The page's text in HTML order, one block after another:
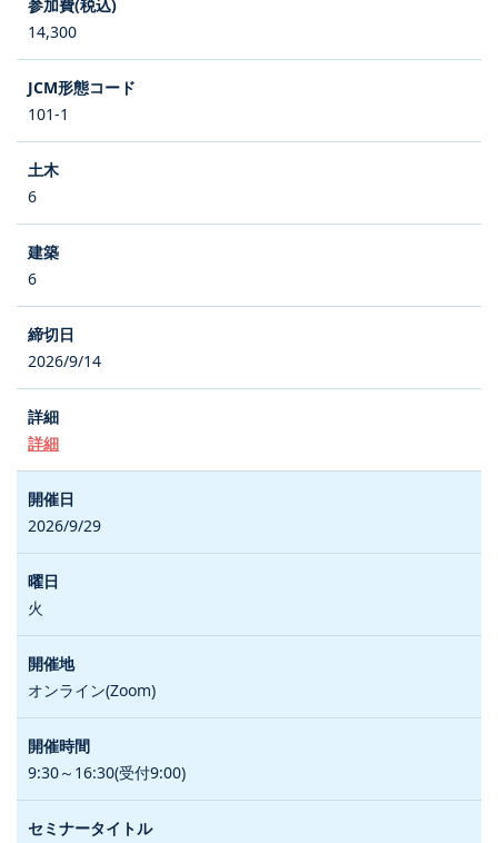
14,300
101-1
6
6
2026/9/14
詳細
2026/9/29
火
オンライン(Zoom)
9:30～16:30(受付9:00)